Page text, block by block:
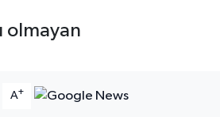
olmayan
A+